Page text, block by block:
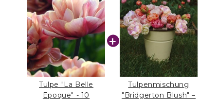
Tulpe "La Belle
Epoque" - 10
Tulpenmischung
"Bridgerton Blush" –